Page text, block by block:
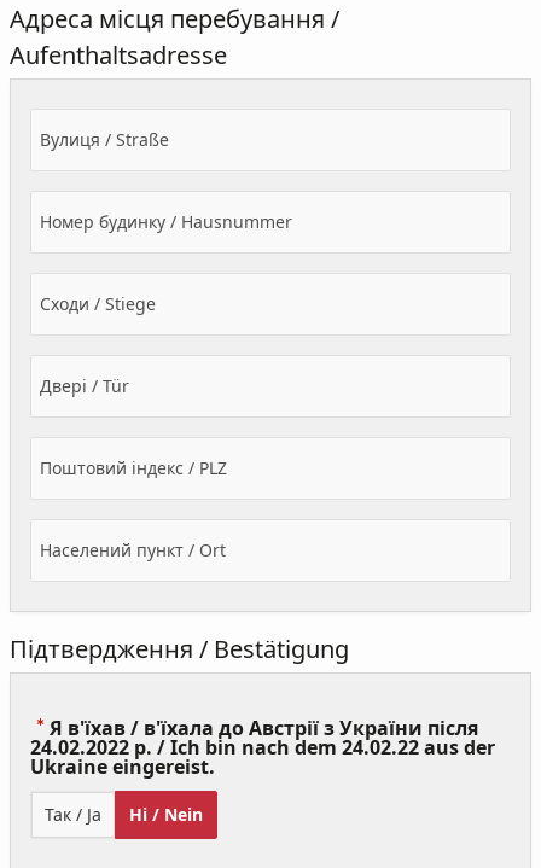
Адреса місця перебування /
Aufenthaltsadresse
Вулиця / Straße
Номер будинку / Hausnummer
Сходи / Stiege
Двері / Tür
Поштовий індекс / PLZ
Населений пункт / Ort
Підтвердження / Bestätigung
Я в'їхав / в'їхала до Австрії з України після
24.02.2022 р. / Ich bin nach dem 24.02.22 aus der
Ukraine eingereist.
Required)
Так / Ja Ні / Nein